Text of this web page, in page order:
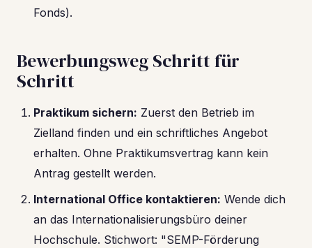
Fonds).
Bewerbungsweg Schritt für
Schritt
Praktikum sichern: Zuerst den Betrieb im
Zielland finden und ein schriftliches Angebot
erhalten. Ohne Praktikumsvertrag kann kein
Antrag gestellt werden.
International Office kontaktieren: Wende dich
an das Internationalisierungsbüro deiner
Hochschule. Stichwort: "SEMP-Förderung